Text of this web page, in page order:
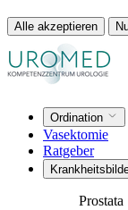
Alle akzeptieren
Ordination
Vasektomie
Ratgeber
Prostata